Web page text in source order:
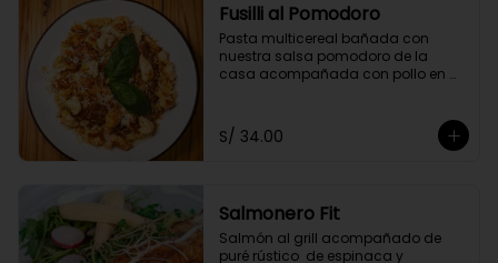
Fusilli al Pomodoro
Pasta multicereal bañada con
nuestra salsa pomodoro de la
casa acompañada con pollo en
S/ 34.00
Salmonero Fit
Salmón al grill acompañado de
puré rústico  de espinaca y